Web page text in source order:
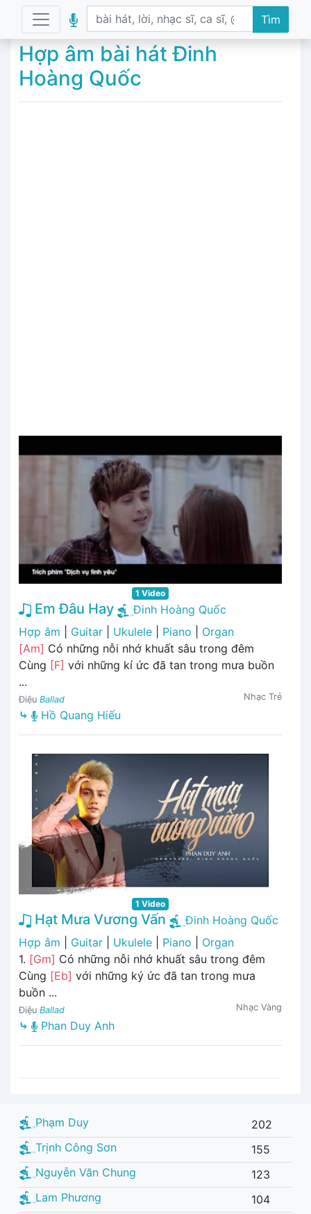
Tìm
Hợp âm bài hát Đinh
Hoàng Quốc
1 Video
Em Đâu Hay
Đinh Hoàng Quốc
Hợp âm
Guitar Ukulele Piano
Organ
[Am] Có những nỗi nhớ khuất sâu trong đêm
Cùng [F] với những kí ức đã tan trong mưa buồn
...
Điệu Ballad Nhạc Trẻ
⤷ Hồ Quang Hiếu
1 Video
Hạt Mưa Vương Vấn
Đinh Hoàng Quốc
Hợp âm
Guitar Ukulele Piano
Organ
1. [Gm] Có những nỗi nhớ khuất sâu trong đêm
Cùng [Eb] với những ký ức đã tan trong mưa
buồn ...
Điệu Ballad Nhạc Vàng
⤷ Phan Duy Anh
Phạm Duy
202
Trịnh Công Sơn
155
Nguyễn Văn Chung
123
Lam Phương
104